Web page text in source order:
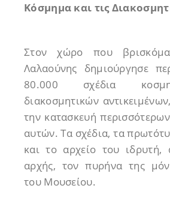
Κόσμημα και τις
Στον χώρο που
Λαλαούνης δημιούργησε
80.000 σχέδια
διακοσμητικών
την κατασκευή
αυτών. Τα σχέδια, τα
και το αρχείο του ιδρυτή,
αρχής, τον πυρήνα της
του Μουσείου.